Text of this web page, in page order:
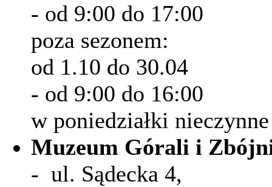
- od 9:00 do 17:00
poza sezonem:
od 1.10 do 30.04
- od 9:00 do 16:00
w poniedziałki nieczynne
Muzeum Górali i
- ul. Sądecka 4,